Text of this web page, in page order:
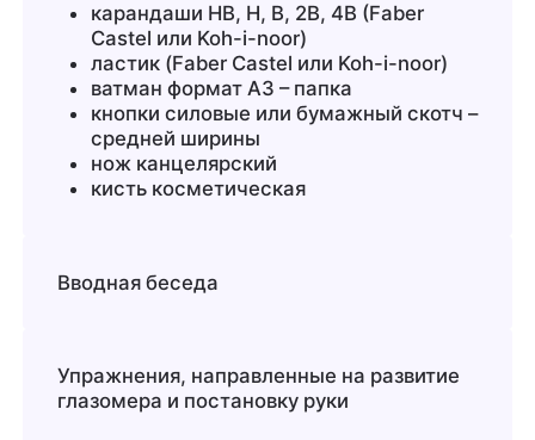
карандаши НВ, Н, В, 2В, 4В (Faber
Castel или Koh-i-noor)
ластик (Faber Castel или Koh-i-noor)
ватман формат А3 – папка
кнопки силовые или бумажный скотч –
средней ширины
нож канцелярский
кисть косметическая
Вводная беседа
Упражнения, направленные на развитие
глазомера и постановку руки